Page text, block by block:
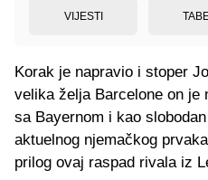
VIJESTI
Korak je napravio i stoper
velika želja Barcelone on je
sa Bayernom i kao
aktuelnog njemačkog
prilog ovaj raspad rivala iz